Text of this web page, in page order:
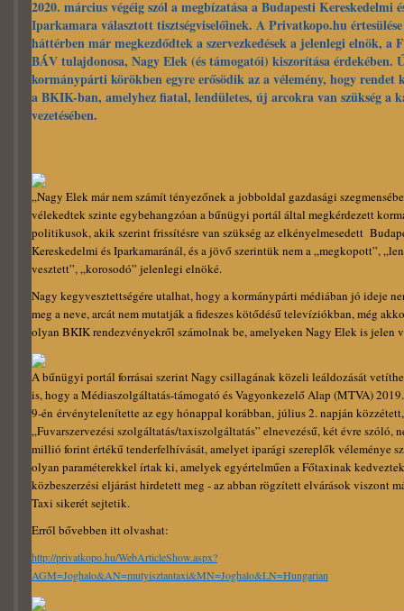
2020. március végéig szól a megbízatása a Budapesti Kereskedelmi
Iparkamara választott tisztségviselőinek. A Privatkopo.hu
háttérben már megkezdődtek a szervezkedések a jelenlegi elnök, a
BÁV tulajdonosa, Nagy Elek (és támogatói) kiszorítása érdekében.
kormánypárti körökben egyre erősödik az a vélemény, hogy rendet
a BKIK-ban, amelyhez fiatal, lendületes, új arcokra van szükség a
vezetésében.
„Nagy Elek már nem számít tényezőnek a jobboldal gazdasági
vélekedtek szinte egybehangzóan a bűnügyi portál által megkérdezett
politikusok, akik szerint frissítésre van szükség az elkényelmesedett
Kereskedelmi és Iparkamaránál, és a jövő szerintük nem a „megkopott”,
vesztett”, „korosodó” jelenlegi elnöké.
Nagy kegyvesztettségére utalhat, hogy a kormánypárti médiában jó ideje
meg a neve, arcát nem mutatják a fideszes kötődésű televíziókban, még
olyan BKIK rendezvényekről számolnak be, amelyeken Nagy Elek is jelen
A bűnügyi portál forrásai szerint Nagy csillagának közeli leáldozását
is, hogy a Médiaszolgáltatás-támogató és Vagyonkezelő Alap (MTVA)
9-én érvénytelenítette az egy hónappal korábban, július 2. napján közzétett,
„Fuvarszervezési szolgáltatás/taxiszolgáltatás” elnevezésű, két évre szóló,
millió forint értékű tenderfelhívását, amelyet iparági szereplők véleménye
olyan paraméterekkel írtak ki, amelyek egyértelműen a Főtaxinak
közbeszerzési eljárást hirdetett meg - az abban rögzített elvárások viszont
Taxi sikerét sejtetik.
Erről bővebben itt olvashat:
http://privatkopo.hu/WebArticleShow.aspx?
AGM=Joghalo&AN=mutyisztantaxi&MN=Joghalo&LN=Hungarian